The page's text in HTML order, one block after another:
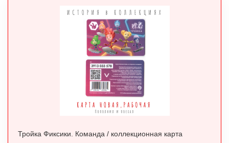
Тройка Фиксики. Команда / коллекционная карта